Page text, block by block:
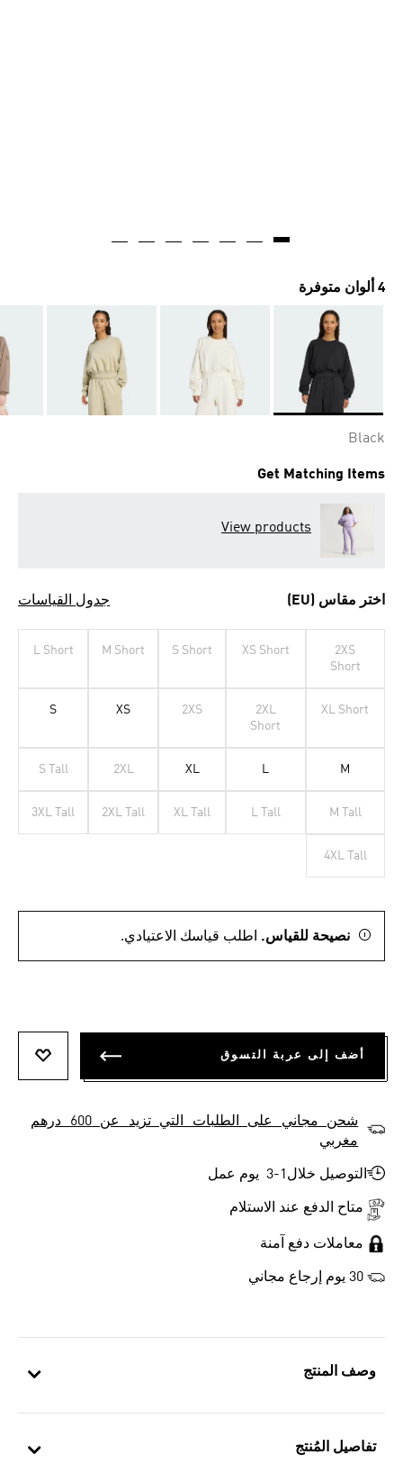
وصف المنتج
تفاصيل المُنتج
4 ألوان متوفرة
Black
Get Matching Items
View products
اختر مقاس (EU) جدول القياسات
2XS
Short
XS Short
S Short
M Short
L Short
XL Short
2XL
Short
2XS
XS
S
M
L
XL
2XL
S Tall
M Tall
L Tall
XL Tall
2XL Tall
3XL Tall
4XL Tall
نصيحة للقياس. اطلب قياسك الاعتيادي.
أضف إلى عربة التسوق
شحن مجاني على الطلبات التي تزيد عن 600 درهم
مغربي
التوصيل خلال1-3 يوم عمل
متاح الدفع عند الاستلام
معاملات دفع آمنة